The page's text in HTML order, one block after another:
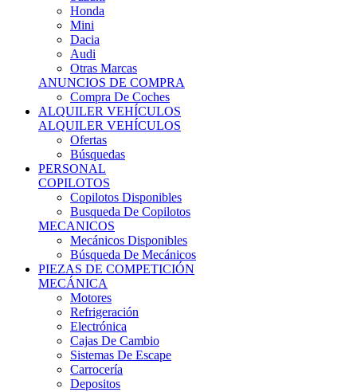
Mini
Dacia
Audi
Otras Marcas
ANUNCIOS DE COMPRA
Compra De Coches
ALQUILER VEHÍCULOS
ALQUILER VEHÍCULOS
Ofertas
Búsquedas
PERSONAL
COPILOTOS
Copilotos Disponibles
Busqueda De Copilotos
MECANICOS
Mecánicos Disponibles
Búsqueda De Mecánicos
PIEZAS DE COMPETICIÓN
MECÁNICA
Motores
Refrigeración
Electrónica
Cajas De Cambio
Sistemas De Escape
Carrocería
Depositos
Suspensiones